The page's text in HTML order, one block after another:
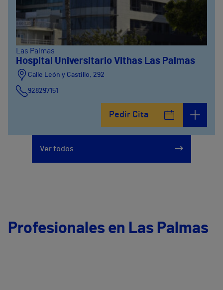
Las Palmas
Hospital Universitario Vithas Las Palmas
Calle León y Castillo, 292
928297151
Pedir Cita
Ver todos
Profesionales en Las Palmas